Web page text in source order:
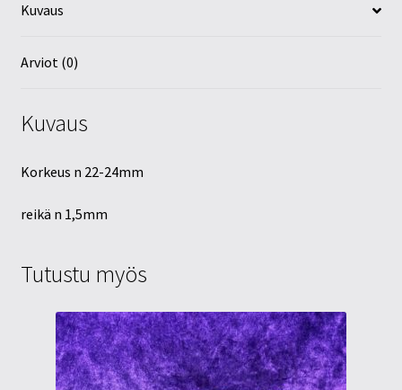
Kuvaus
Arviot (0)
Kuvaus
Korkeus n 22-24mm
reikä n 1,5mm
Tutustu myös